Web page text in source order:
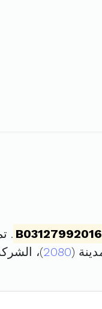
B03127992016 . تم
2080)،